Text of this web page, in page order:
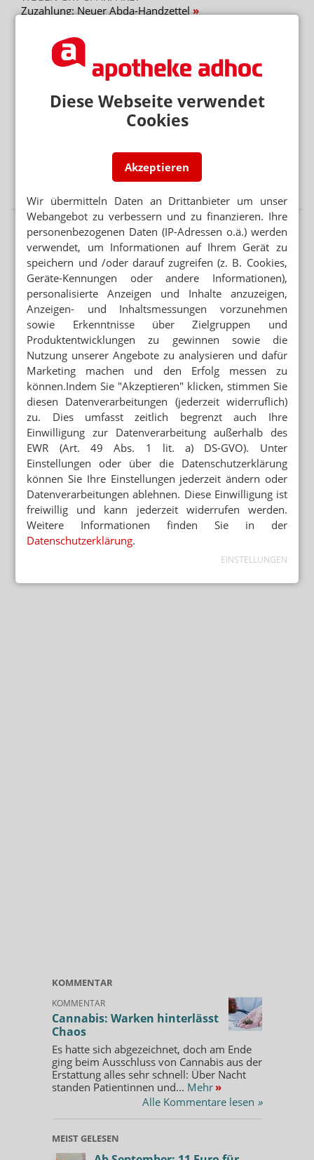
Diese Webseite verwendet
Cookies
Akzeptieren
Wir übermitteln Daten an Drittanbieter um unser
Webangebot zu verbessern und zu finanzieren. Ihre
personenbezogenen Daten (IP-Adressen o.ä.) werden
verwendet, um Informationen auf Ihrem Gerät zu
speichern und /oder darauf zugreifen (z. B. Cookies,
Geräte-Kennungen oder andere Informationen),
personalisierte Anzeigen und Inhalte anzuzeigen,
Anzeigen- und Inhaltsmessungen vorzunehmen
sowie Erkenntnisse über Zielgruppen und
Produktentwicklungen zu gewinnen sowie die
Nutzung unserer Angebote zu analysieren und dafür
Marketing machen und den Erfolg messen zu
können.Indem Sie "Akzeptieren" klicken, stimmen Sie
diesen Datenverarbeitungen (jederzeit widerruflich)
zu. Dies umfasst zeitlich begrenzt auch Ihre
Einwilligung zur Datenverarbeitung außerhalb des
EWR (Art. 49 Abs. 1 lit. a) DS-GVO). Unter
Einstellungen oder über die Datenschutzerklärung
können Sie Ihre Einstellungen jederzeit ändern oder
Datenverarbeitungen ablehnen. Diese Einwilligung ist
freiwillig und kann jederzeit widerrufen werden.
Weitere Informationen finden Sie in der
Datenschutzerklärung.
EINSTELLUNGEN
Zuzahlung: Neuer Abda-Handzettel
Mehr aus Ressort
BUNDESREGIERUNG PRÜFT UMSETZUNGSBEDARF
Second-Hand-Medikamente: Wiederabgabe nicht
verboten
KRITIK AN GESETZGEBUNGSVERFAHREN
PODCAST NUR MAL SO ZUM WISSEN
Das Cannabis-Chaos
KOMMENTAR
KOMMENTAR
Cannabis: Warken hinterlässt
Chaos
Es hatte sich abgezeichnet, doch am Ende
ging beim Ausschluss von Cannabis aus der
Erstattung alles sehr schnell: Über Nacht
standen Patientinnen und... Mehr »
Alle Kommentare lesen »
MEIST GELESEN